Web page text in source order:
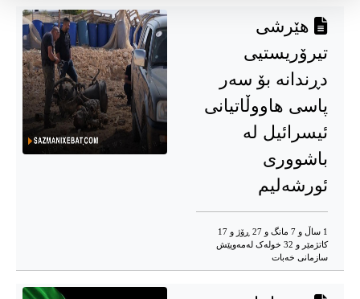
هێرشی
تیرۆریستیی
دڕندانە بۆ سەر
پاسی هاووڵاتیانی
ئیسرائیل لە
باشووری
ئورشەلیم
1 ساڵ و 7 مانگ و 27 ڕۆژ و 17
کاتژمێر و 32 خوله‌ک له‌مه‌وپێش‌
سازمانی خەبات